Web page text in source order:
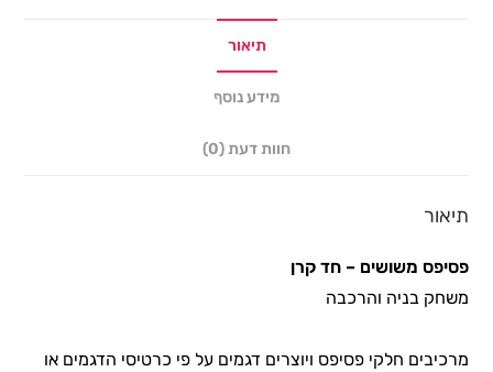
תיאור
מידע נוסף
חוות דעת (0)
תיאור
פסיפס משושים – חד קרן
משחק בניה והרכבה
מרכיבים חלקי פסיפס ויוצרים דגמים על פי כרטיסי הדגמים או